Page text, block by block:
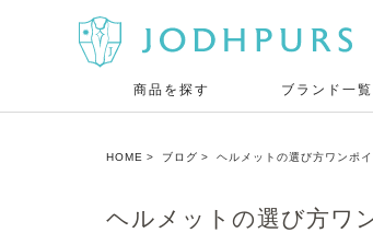
商品を探す ブランド一覧
HOME ブログ ヘルメットの選び方ワンポ
ヘルメットの選び方ワ